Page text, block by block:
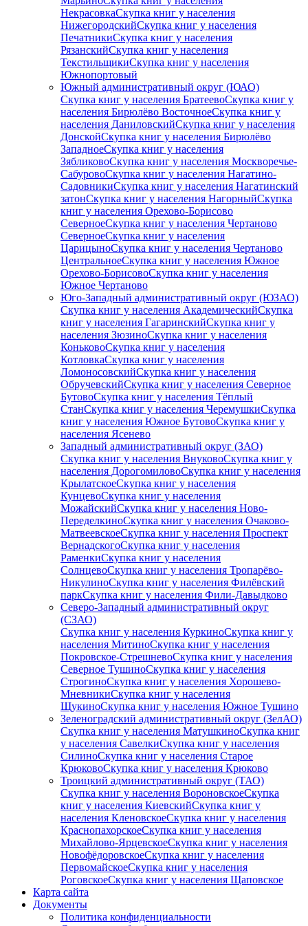
НекрасовкаСкупка книг у населения
НижегородскийСкупка книг у населения
ПечатникиСкупка книг у населения
РязанскийСкупка книг у населения
ТекстильщикиСкупка книг у населения
Южнопортовый
Южный административный округ (ЮАО)
Скупка книг у населения БратеевоСкупка книг у
населения Бирюлёво ВосточноеСкупка книг у
населения ДаниловскийСкупка книг у населения
ДонскойСкупка книг у населения Бирюлёво
ЗападноеСкупка книг у населения
ЗябликовоСкупка книг у населения Москворечье-
СабуровоСкупка книг у населения Нагатино-
СадовникиСкупка книг у населения Нагатинский
затонСкупка книг у населения НагорныйСкупка
книг у населения Орехово-Борисово
СеверноеСкупка книг у населения Чертаново
СеверноеСкупка книг у населения
ЦарицыноСкупка книг у населения Чертаново
ЦентральноеСкупка книг у населения Южное
Орехово-БорисовоСкупка книг у населения
Южное Чертаново
Юго-Западный административный округ (ЮЗАО)
Скупка книг у населения АкадемическийСкупка
книг у населения ГагаринскийСкупка книг у
населения ЗюзиноСкупка книг у населения
КоньковоСкупка книг у населения
КотловкаСкупка книг у населения
ЛомоносовскийСкупка книг у населения
ОбручевскийСкупка книг у населения Северное
БутовоСкупка книг у населения Тёплый
СтанСкупка книг у населения ЧеремушкиСкупка
книг у населения Южное БутовоСкупка книг у
населения Ясенево
Западный административный округ (ЗАО)
Скупка книг у населения ВнуковоСкупка книг у
населения ДорогомиловоСкупка книг у населения
КрылатскоеСкупка книг у населения
КунцевоСкупка книг у населения
МожайскийСкупка книг у населения Ново-
ПеределкиноСкупка книг у населения Очаково-
МатвеевскоеСкупка книг у населения Проспект
ВернадскогоСкупка книг у населения
РаменкиСкупка книг у населения
СолнцевоСкупка книг у населения Тропарёво-
НикулиноСкупка книг у населения Филёвский
паркСкупка книг у населения Фили-Давыдково
Северо-Западный административный округ
(СЗАО)
Скупка книг у населения КуркиноСкупка книг у
населения МитиноСкупка книг у населения
Покровское-СтрешневоСкупка книг у населения
Северное ТушиноСкупка книг у населения
СтрогиноСкупка книг у населения Хорошево-
МневникиСкупка книг у населения
ЩукиноСкупка книг у населения Южное Тушино
Зеленоградский административный округ (ЗелАО)
Скупка книг у населения МатушкиноСкупка книг
у населения СавелкиСкупка книг у населения
СилиноСкупка книг у населения Старое
КрюковоСкупка книг у населения Крюково
Троицкий административный округ (ТАО)
Скупка книг у населения ВороновскоеСкупка
книг у населения КиевскийСкупка книг у
населения КленовскоеСкупка книг у населения
КраснопахорскоеСкупка книг у населения
Михайлово-ЯрцевскоеСкупка книг у населения
НовофёдоровскоеСкупка книг у населения
ПервомайскоеСкупка книг у населения
РоговскоеСкупка книг у населения Щаповское
Карта сайта
Документы
Политика конфиденциальности